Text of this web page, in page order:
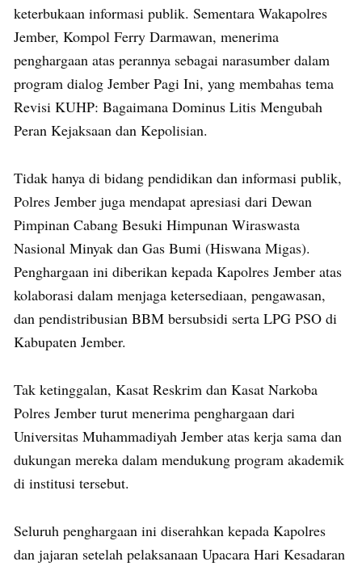
keterbukaan informasi publik. Sementara Wakapolres
Jember, Kompol Ferry Darmawan, menerima
penghargaan atas perannya sebagai narasumber dalam
program dialog Jember Pagi Ini, yang membahas tema
Revisi KUHP: Bagaimana Dominus Litis Mengubah
Peran Kejaksaan dan Kepolisian.
Tidak hanya di bidang pendidikan dan informasi publik,
Polres Jember juga mendapat apresiasi dari Dewan
Pimpinan Cabang Besuki Himpunan Wiraswasta
Nasional Minyak dan Gas Bumi (Hiswana Migas).
Penghargaan ini diberikan kepada Kapolres Jember atas
kolaborasi dalam menjaga ketersediaan, pengawasan,
dan pendistribusian BBM bersubsidi serta LPG PSO di
Kabupaten Jember.
Tak ketinggalan, Kasat Reskrim dan Kasat Narkoba
Polres Jember turut menerima penghargaan dari
Universitas Muhammadiyah Jember atas kerja sama dan
dukungan mereka dalam mendukung program akademik
di institusi tersebut.
Seluruh penghargaan ini diserahkan kepada Kapolres
dan jajaran setelah pelaksanaan Upacara Hari Kesadaran